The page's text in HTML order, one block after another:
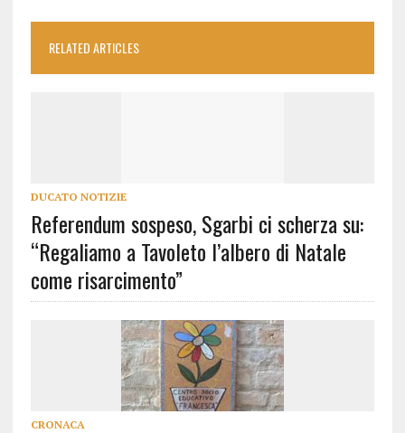
RELATED ARTICLES
DUCATO NOTIZIE
Referendum sospeso, Sgarbi ci scherza su:
“Regaliamo a Tavoleto l’albero di Natale
come risarcimento”
CRONACA